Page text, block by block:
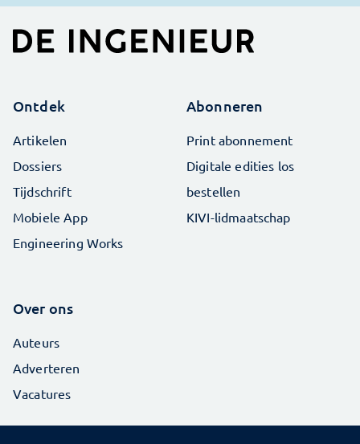
Ontdek
Artikelen
Dossiers
Tijdschrift
Mobiele App
Engineering Works
Abonneren
Print abonnement
Digitale edities los
bestellen
KIVI-lidmaatschap
Over ons
Auteurs
Adverteren
Vacatures